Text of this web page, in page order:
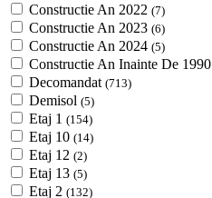
Constructie An 2022 (7)
Constructie An 2023 (6)
Constructie An 2024 (5)
Constructie An Inainte De 1990
Decomandat (713)
Demisol (5)
Etaj 1 (154)
Etaj 10 (14)
Etaj 12 (2)
Etaj 13 (5)
Etaj 2 (132)